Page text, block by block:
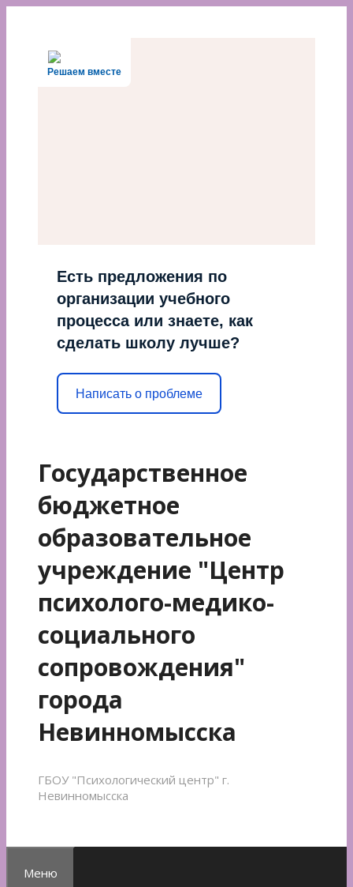
Решаем вместе
Есть предложения по
организации учебного
процесса или знаете, как
сделать школу лучше?
Написать о проблеме
Государственное
бюджетное
образовательное
учреждение "Центр
психолого-медико-
социального
сопровождения"
города
Невинномысска
ГБОУ "Психологический центр" г.
Невинномысска
Меню